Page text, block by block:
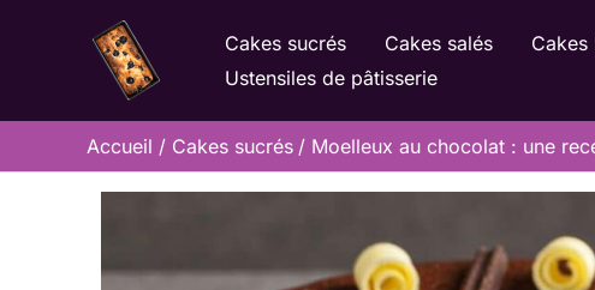
Cakes sucrés Cakes salés Cakes
Ustensiles de pâtisserie
Accueil Cakes sucrés Moelleux au chocolat : une